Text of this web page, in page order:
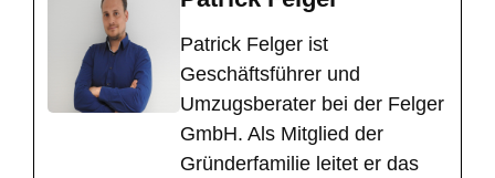
​Patrick Felger ist
Geschäftsführer und
Umzugsberater bei der Felger
GmbH. Als Mitglied der
Gründerfamilie leitet er das